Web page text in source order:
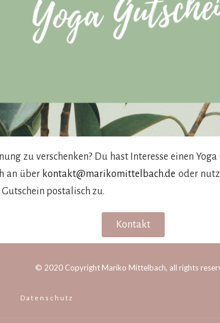
zu verschenken? Du hast Interesse einen
an über kontakt@marikomittelbach.de oder
postalisch zu.
Kontakt
© 2020 Copyright Mariko Mittelbach, all rights
Datenschutz